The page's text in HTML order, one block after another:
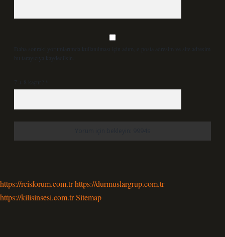
Daha sonraki yorumlarımda kullanılması için adım, e-posta adresim ve site adresim
bu tarayıcıya kaydedilsin.
7 + 8 kaçtır?
https://reisforum.com.trhttps://durmuslargrup.com.tr
https://kilisinsesi.com.trSitemap